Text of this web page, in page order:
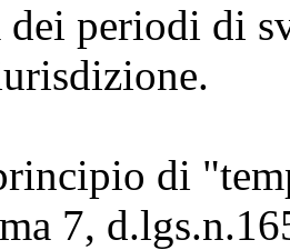
dei periodi di
di
7,